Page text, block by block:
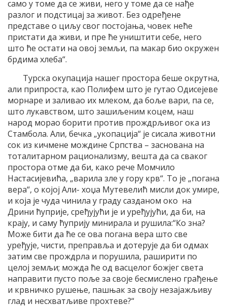
само у томе да се живи, него у томе да се нађе
разлог и подстицај за живот. Без одређене
представе о циљу свог постојања, човек неће
пристати да живи, и пре ће уништити себе, него
што ће остати на овој земљи, па макар био окружен
брдима хлеба“.
Турска окупација нашег простора беше окрутна,
али припроста, као Полифем што је гутао Одисејеве
морнаре и заливао их млеком, да боље вари, па се,
што лукавством, што зашиљеним коцем, наш
народ морао борити против прождрљивог ока из
Стамбола. Али, бечка „укопација“ је сисала животни
сок из кичмене мождине Српства – заснована на
тоталитарном рационализму, вешта да са сваког
простора отме да би, како рече Момчило
Настасијевића, „варила зле у гору крв“. То је „погана
вера“, о којој Али- хоџа Мутевелић мисли док умире,
и која је чуда чинила у граду сазданом око на
Дрини ћуприје, сређујући је и уређујући, да би, на
крају, и саму ћуприју минирала и рушила:“Ко зна?
Може бити да ће се ова погана вера што све
уређује, чисти, преправља и дотерује да би одмах
затим све прождрла и порушила, раширити по
целој земљи; можда ће од васцелог божјег света
направити пусто поље за своје бесмислено грађење
и крвничко рушење, пашњак за своју незајажљиву
глад и несхватљиве прохтеве?“